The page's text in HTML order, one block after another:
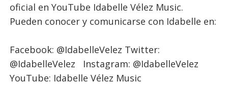
oficial en YouTube Idabelle Vélez Music.
Pueden conocer y comunicarse con Idabelle en:
Facebook: @IdabelleVelez Twitter:
@IdabelleVelez Instagram: @IdabelleVelez
YouTube: Idabelle Vélez Music